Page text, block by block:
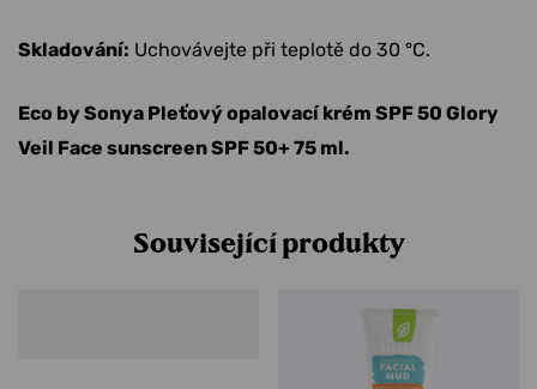
Skladování: Uchovávejte při teplotě do 30 °C.
Eco by Sonya Pleťový opalovací krém SPF 50 Glory
Veil Face sunscreen SPF 50+ 75 ml.
Související produkty